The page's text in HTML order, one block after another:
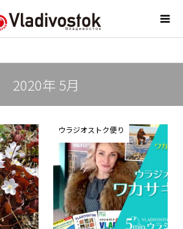
2020年 5月
ウラジオストク便り